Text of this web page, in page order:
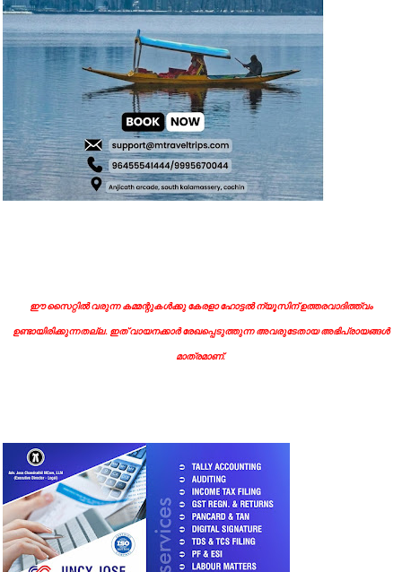
ഈ സൈറ്റിൽ വരുന്ന കമ്മന്റുകൾക്കു കേരളാ ഹോട്ടൽ ന്യൂസിന് ഉത്തരവാദിത്ത്വം
ഉണ്ടായിരിക്കുന്നതല്ല. ഇത് വായനക്കാർ രേഖപ്പെടുത്തുന്ന അവരുടേതായ അഭിപ്രായങ്ങൾ
മാത്രമാണ്.